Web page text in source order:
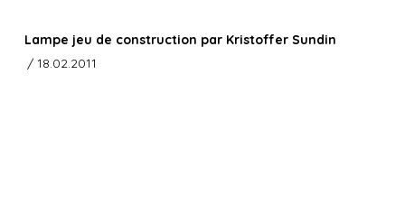
Lampe jeu de construction par Kristoffer Sundin
/ 18.02.2011